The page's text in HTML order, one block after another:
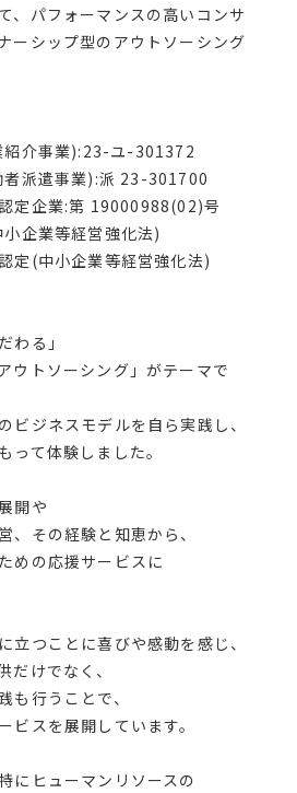
、パフォーマンスの高いコンサ
ーシップ型のアウトソーシング
紹介事業):23-ユ-301372
者派遣事業):派 23-301700
定企業:第 19000988(02)号
企業等経営強化法)
定(中小企業等経営強化法)
わる」
ウトソーシング」がテーマで
ビジネスモデルを自ら実践し、
って体験しました。
開や
、その経験と知恵から、
めの応援サービスに
立つことに喜びや感動を感じ、
だけでなく、
も行うことで、
ビスを展開しています。
にヒューマンリソースの